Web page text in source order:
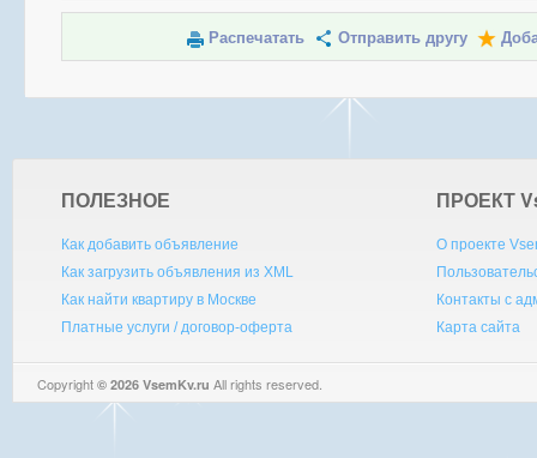
Распечатать Отправить другу
ПОЛЕЗНОЕ
Как добавить объявление
Как загрузить объявления из XML
Как найти квартиру в Москве
Платные услуги / договор-оферта
ПРОЕКТ V
О проекте
Контакты с
Карта сайта
Copyright © 2026 VsemKv.ru All rights reserved.